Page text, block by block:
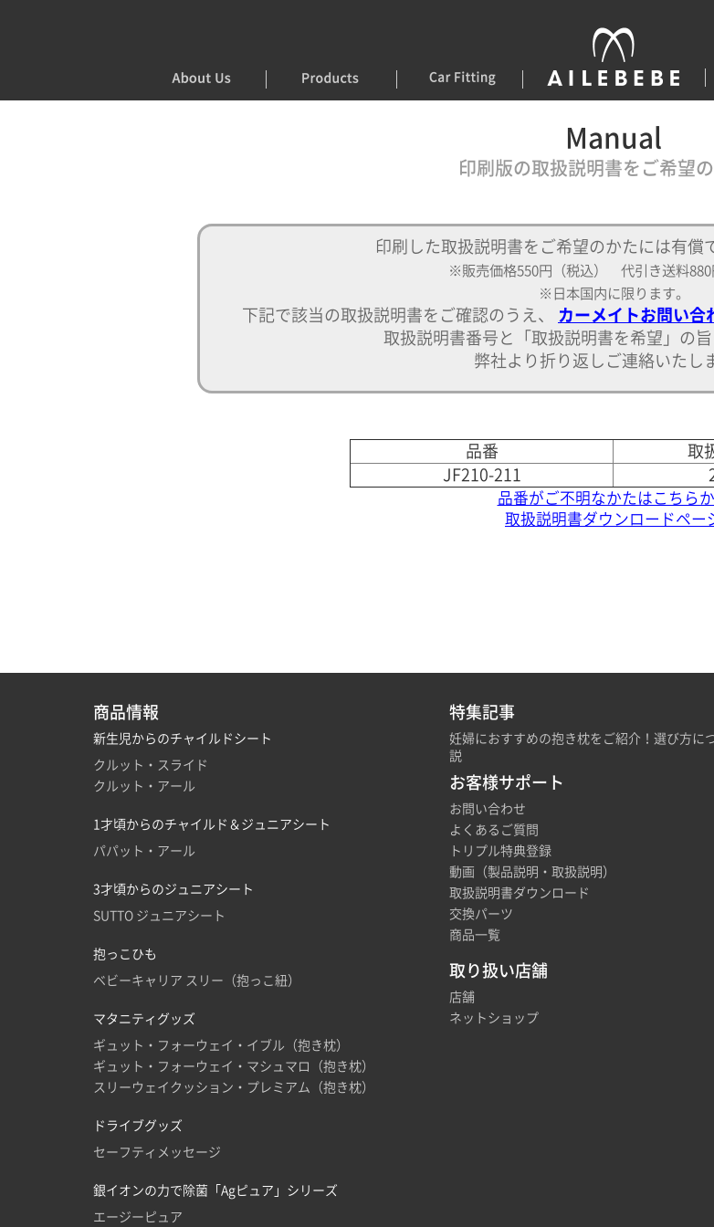
Manual
印刷版の取扱説明書をご希望
印刷した取扱説明書をご希望のかたには有償
※販売価格550円（税込） 代引き送料880
※日本国内に限ります。
下記で該当の取扱説明書をご確認のうえ、 カーメイトお問い合
取扱説明書番号と「取扱説明書を希望」の旨
弊社より折り返しご連絡いたし
品番
取
JF210-211
品番がご不明なかたはこちら
取扱説明書ダウンロードペー
商品情報
新生児からのチャイルドシート
クルット・スライド
クルット・アール
1才頃からのチャイルド＆ジュニアシート
パパット・アール
3才頃からのジュニアシート
SUTTO ジュニアシート
抱っこひも
ベビーキャリア スリー（抱っこ紐）
マタニティグッズ
ギュット・フォーウェイ・イブル（抱き枕）
ギュット・フォーウェイ・マシュマロ（抱き枕）
スリーウェイクッション・プレミアム（抱き枕）
ドライブグッズ
セーフティメッセージ
銀イオンの力で除菌「Agピュア」シリーズ
エージーピュア
特集記事
妊婦におすすめの抱き枕をご紹介！選び方に
説
お客様サポート
お問い合わせ
よくあるご質問
トリプル特典登録
動画（製品説明・取扱説明）
取扱説明書ダウンロード
交換パーツ
商品一覧
取り扱い店舗
店舗
ネットショップ